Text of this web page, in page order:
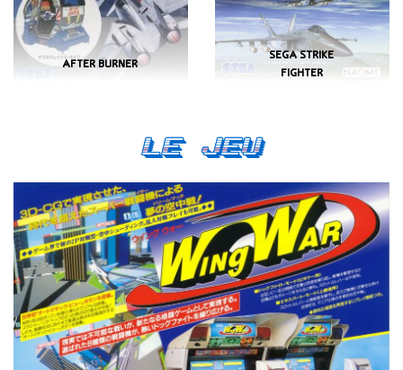
Le Jeu
AFTER BURNER
SEGA STRIKE
FIGHTER